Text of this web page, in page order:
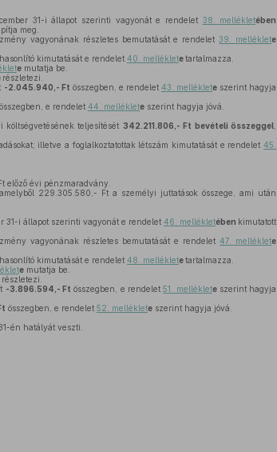
31-i állapot szerinti vagyonát e rendelet 38. mellékletében
meg.
vagyonának részletes bemutatását e rendelet39. melléklete
kimutatását e rendelet 40. mellékletetartalmazza.
emutatja be.
részletezi.
-2.045.940,- Ft összegben, e rendelet 43. melléklete szerint hagyja
összegben, e rendelet 44. mellékleteszerint hagyja jóvá.
teljesítését 342.211.806,- Ft bevételi összeggel
illetve a foglalkoztatottak létszám kimutatását e rendelet45.
előző évi pénzmaradvány.
229.305.580,- Ft a személyi juttatások összege, ami után
31-i állapot szerinti vagyonát e rendelet46. mellékletében kimutatott
vagyonának részletes bemutatását e rendelet47. melléklete
kimutatását e rendelet 48. mellékletetartalmazza.
emutatja be.
részletezi.
-3.896.594,- Ft összegben, e rendelet51. mellékleteszerint hagyja
összegben, e rendelet 52. mellékleteszerint hagyja jóvá.
én hatályát veszti.